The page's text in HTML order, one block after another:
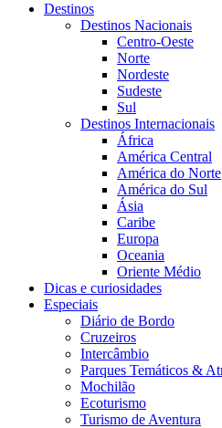
Destinos
Destinos Nacionais
Centro-Oeste
Norte
Nordeste
Sudeste
Sul
Destinos Internacionais
África
América Central
América do Norte
América do Sul
Ásia
Caribe
Europa
Oceania
Oriente Médio
Dicas e curiosidades
Especiais
Diário de Bordo
Cruzeiros
Intercâmbio
Parques Temáticos &
Mochilão
Ecoturismo
Turismo de Aventura